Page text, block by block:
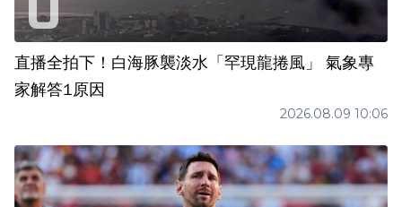
直播全拍下！白海豚襲淡水「罕現龍捲風」 氣象專
家解答1原因
2026.08.09 10:06